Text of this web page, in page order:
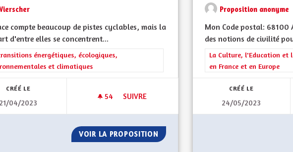
compte beaucoup de pistes cyclables, mais la
d'entre elles se concentrent...
les résultats de la catégorie : Les transitions énergétiques, écologiques,
énergétiques, écologiques,
et climatiques
CRÉÉ LE
21/04/2023
54 54 ABONNÉS
SUIVRE
RENDRE LES CHEMINS AGRICOLES CYCLABLES
VOIR LA PROPOSITION RENDRE LES CHEMINS AGRICOLES
Proposition anonyme
Mon Code postal: 68100
des notions de civilité
Filtrer les résultats de la
La Culture, l'Education et
en France et en Europe
CRÉÉ LE
24/05/2023